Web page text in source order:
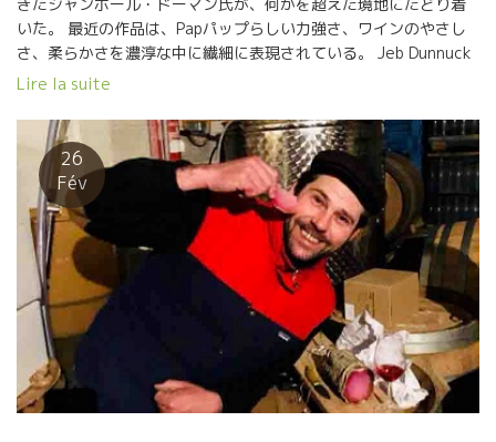
いた。 最近の作品は、Papパップらしい力強さ、ワインのやさし
さ、柔らかさを濃淳な中に繊細に表現されている。 Jeb Dunnuck
氏がTop 100 of 2020にて ナンバーワンにこのVieille
り手だと思う。 ヴィエイユ・ジュリアンヌ醸造の土壌は、よく云
われるパップのガレールレーと呼ばれる丸い大きな石が転がって
いる土壌ではない。砂状が中心に僅かに小さ目の丸石が存在して
いる。 砂状だから、何とフィロキセラを生き残った１２０歳を超
えたフランス産の原木が残っている。 このパップの濃淳さの中の
繊細さは、この砂状土壌の良さを探究し続けてきたドーマン氏の
ライフワークの結果だ。
Lire la suite
26
Fév